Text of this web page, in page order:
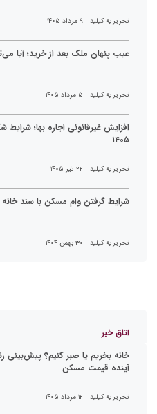
تحریریه کیلید ۹ مرداد ۱۴۰۵
عیب پنهان ملک بعد از خرید؛ آیا
تحریریه کیلید ۵ مرداد ۱۴۰۵
افزایش غیرقانونی اجاره بها؛
۱۴۰۵
تحریریه کیلید ۲۲ تیر ۱۴۰۵
شرایط گرفتن وام مسکن با سند خانه |
تحریریه کیلید ۳۰ بهمن ۱۴۰۴
اتاق خبر
خانه بخریم یا صبر کنیم؟ پیش‌بینی
آینده قیمت مسکن
تحریریه کیلید ۱۲ مرداد ۱۴۰۵